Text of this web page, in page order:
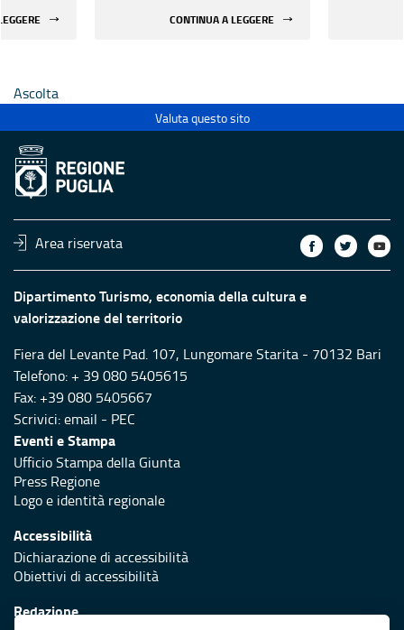
CONTINUA A LEGGERE
Ascolta
Valuta questo sito
Area riservata
Dipartimento Turismo, economia della cultura e
valorizzazione del territorio
Fiera del Levante Pad. 107, Lungomare Starita - 70132 Bari
Telefono: + 39 080 5405615
Fax: +39 080 5405667
Scrivici:email - PEC
Eventi e Stampa
Ufficio Stampa della Giunta
Press Regione
Logo e identità regionale
Accessibilità
Dichiarazione di accessibilità
Obiettivi di accessibilità
Redazione